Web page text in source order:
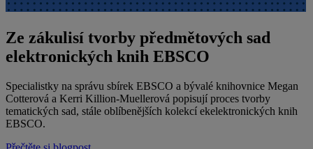
Ze zákulisí tvorby předmětových sad
elektronických knih EBSCO
Specialistky na správu sbírek EBSCO a bývalé knihovnice Megan
Cotterová a Kerri Killion-Muellerová popisují proces tvorby
tematických sad, stále oblíbenějších kolekcí ekelektronických knih
EBSCO.